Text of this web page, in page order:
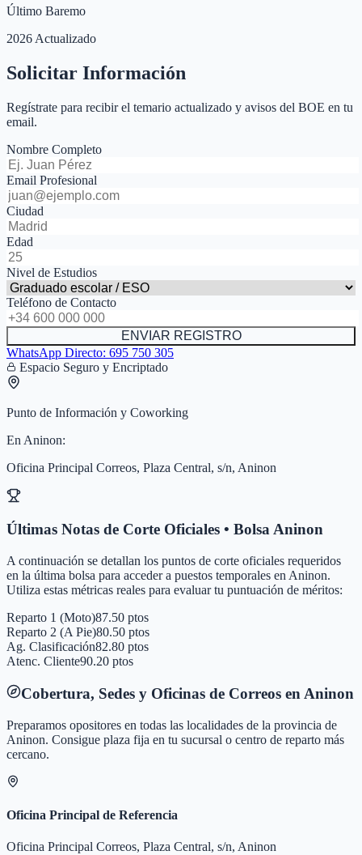
Último Baremo
2026 Actualizado
Solicitar Información
Regístrate para recibir el temario actualizado y avisos del BOE en tu
email.
Nombre Completo
Email Profesional
Ciudad
Edad
Nivel de Estudios
Teléfono de Contacto
ENVIAR REGISTRO
WhatsApp Directo: 695 750 305
Espacio Seguro y Encriptado
Punto de Información y Coworking
En Aninon:
Oficina Principal Correos, Plaza Central, s/n, Aninon
Últimas Notas de Corte Oficiales • BolsaAninon
A continuación se detallan los puntos de corte oficiales requeridos
en la última bolsa para acceder a puestos temporales en Aninon.
Utiliza estas métricas reales para evaluar tu puntuación de méritos:
Reparto 1 (Moto)87.50 ptos
Reparto 2 (A Pie)80.50 ptos
Ag. Clasificación82.80 ptos
Atenc. Cliente90.20 ptos
Cobertura, Sedes y Oficinas de Correos en Aninon
Preparamos opositores en todas las localidades de la provincia de
Aninon. Consigue plaza fija en tu sucursal o centro de reparto más
cercano.
Oficina Principal de Referencia
Oficina Principal Correos, Plaza Central, s/n, Aninon